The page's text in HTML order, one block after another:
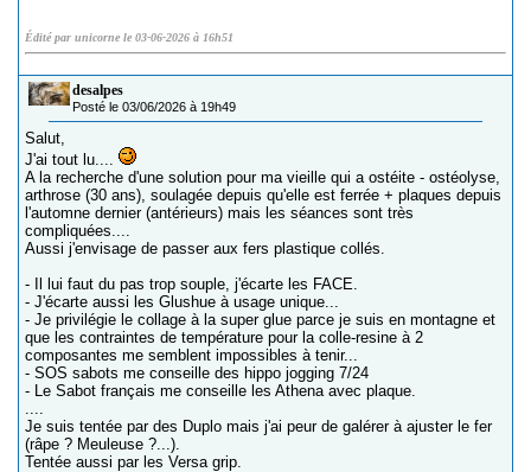
Édité par unicorne le 03-06-2026 à 16h51
desalpes
Posté le 03/06/2026 à 19h49
Salut,
J'ai tout lu....
A la recherche d'une solution pour ma vieille qui a ostéite - ostéolyse,
arthrose (30 ans), soulagée depuis qu'elle est ferrée + plaques depuis
l'automne dernier (antérieurs) mais les séances sont très
compliquées....
Aussi j'envisage de passer aux fers plastique collés.
- Il lui faut du pas trop souple, j'écarte les FACE.
- J'écarte aussi les Glushue à usage unique...
- Je privilégie le collage à la super glue parce je suis en montagne et
que les contraintes de température pour la colle-resine à 2
composantes me semblent impossibles à tenir...
- SOS sabots me conseille des hippo jogging 7/24
- Le Sabot français me conseille les Athena avec plaque.
....
Je suis tentée par des Duplo mais j'ai peur de galérer à ajuster le fer
(râpe ? Meuleuse ?...).
Tentée aussi par les Versa grip.